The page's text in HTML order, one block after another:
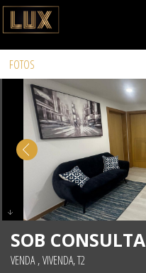
FOTOS
SOB CONSULTA
VENDA ,VIVENDA, T2